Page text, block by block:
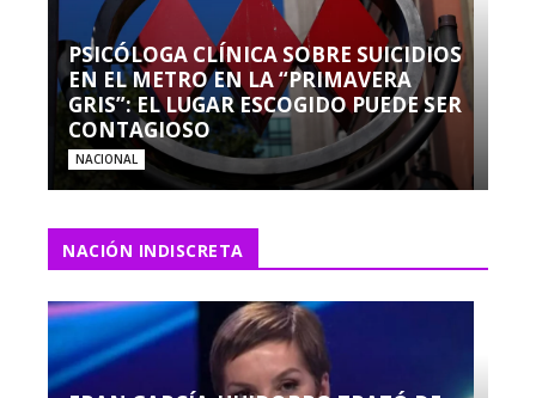
PSICÓLOGA CLÍNICA SOBRE SUICIDIOS
EN EL METRO EN LA “PRIMAVERA
GRIS”: EL LUGAR ESCOGIDO PUEDE SER
CONTAGIOSO
NACIONAL
NACIÓN INDISCRETA